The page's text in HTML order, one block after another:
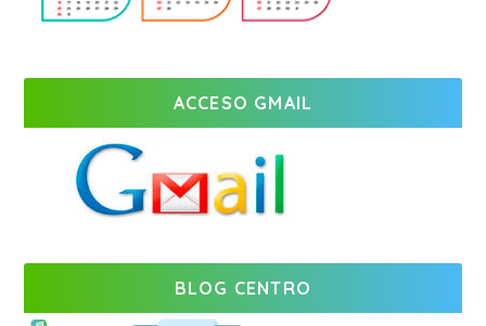
ACCESO GMAIL
BLOG CENTRO